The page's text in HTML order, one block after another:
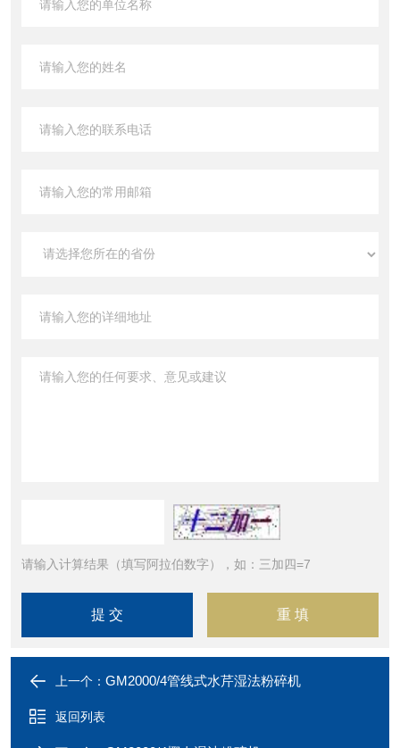
请输入计算结果（填写阿拉伯数字），如：三加四=7
上一个： GM2000/4管线式水芹湿法粉碎机
返回列表